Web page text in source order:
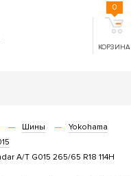
КОРЗИНА
0
Шины
Yokohama
A/T G015 265/65 R18 114H